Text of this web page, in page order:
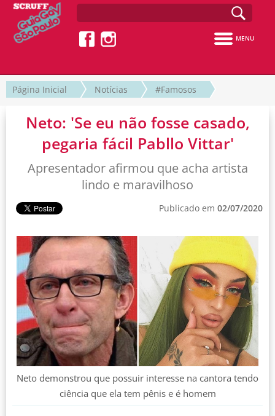
MENU
Página Inicial Notícias #Famosos
Neto: 'Se eu não fosse casado,
pegaria fácil Pabllo Vittar'
Apresentador afirmou que acha artista
lindo e maravilhoso
Publicado em 02/07/2020
Neto demonstrou que possuir interesse na cantora tendo
ciência que ela tem pênis e é homem